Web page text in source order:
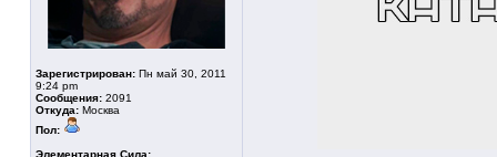
Зарегистрирован: Пн май 30, 2011
9:24 pm
Сообщения: 2091
Откуда: Москва
Пол:
Элементарная Сила: